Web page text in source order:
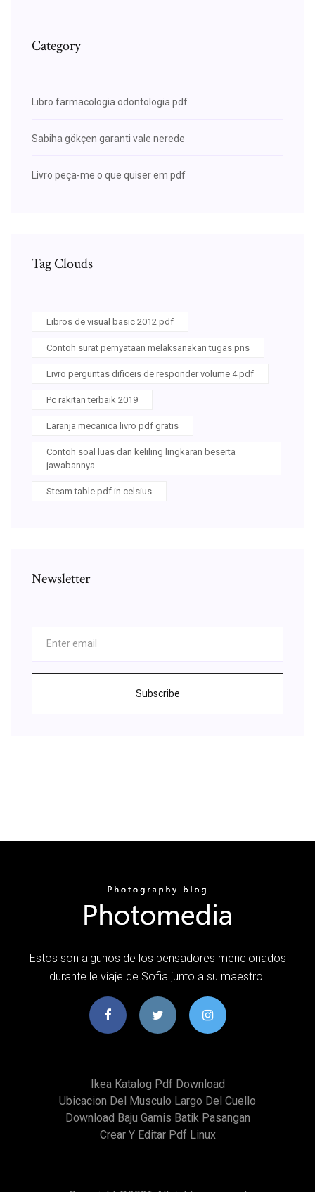
Category
Libro farmacologia odontologia pdf
Sabiha gökçen garanti vale nerede
Livro peça-me o que quiser em pdf
Tag Clouds
Libros de visual basic 2012 pdf
Contoh surat pernyataan melaksanakan tugas pns
Livro perguntas dificeis de responder volume 4 pdf
Pc rakitan terbaik 2019
Laranja mecanica livro pdf gratis
Contoh soal luas dan keliling lingkaran beserta
jawabannya
Steam table pdf in celsius
Newsletter
Subscribe
Estos son algunos de los pensadores mencionados
durante le viaje de Sofia junto a su maestro.
Ikea Katalog Pdf Download
Ubicacion Del Musculo Largo Del Cuello
Download Baju Gamis Batik Pasangan
Crear Y Editar Pdf Linux